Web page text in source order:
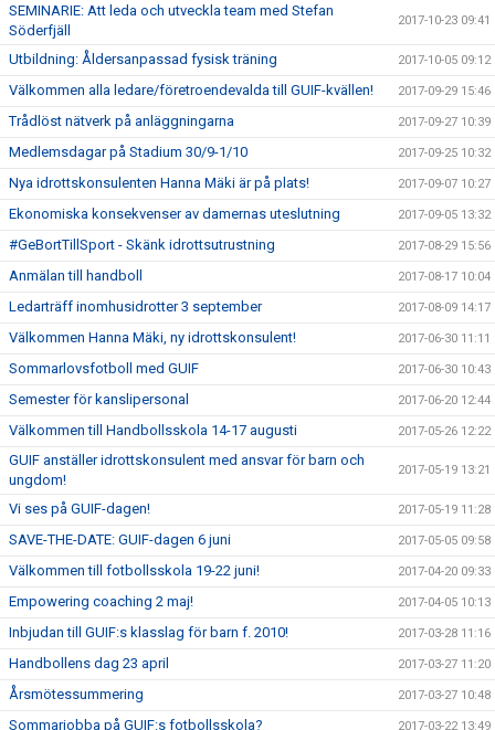
SEMINARIE: Att leda och utveckla team med Stefan
Söderfjäll
2017-10-23 09:41
Utbildning: Åldersanpassad fysisk träning 2017-10-05 09:12
Välkommen alla ledare/företroendevalda till GUIF-kvällen! 2017-09-29 15:46
Trådlöst nätverk på anläggningarna 2017-09-27 10:39
Medlemsdagar på Stadium 30/9-1/10 2017-09-25 10:32
Nya idrottskonsulenten Hanna Mäki är på plats! 2017-09-07 10:27
Ekonomiska konsekvenser av damernas uteslutning 2017-09-05 13:32
#GeBortTillSport - Skänk idrottsutrustning 2017-08-29 15:56
Anmälan till handboll 2017-08-17 10:04
Ledarträff inomhusidrotter 3 september 2017-08-09 14:17
Välkommen Hanna Mäki, ny idrottskonsulent! 2017-06-30 11:11
Sommarlovsfotboll med GUIF 2017-06-30 10:43
Semester för kanslipersonal 2017-06-20 12:44
Välkommen till Handbollsskola 14-17 augusti 2017-05-26 12:22
GUIF anställer idrottskonsulent med ansvar för barn och
ungdom!
2017-05-19 13:21
Vi ses på GUIF-dagen! 2017-05-19 11:28
SAVE-THE-DATE: GUIF-dagen 6 juni 2017-05-05 09:58
Välkommen till fotbollsskola 19-22 juni! 2017-04-20 09:33
Empowering coaching 2 maj! 2017-04-05 10:13
Inbjudan till GUIF:s klasslag för barn f. 2010! 2017-03-28 11:16
Handbollens dag 23 april 2017-03-27 11:20
Årsmötessummering 2017-03-27 10:48
Sommarjobba på GUIF:s fotbollsskola? 2017-03-22 13:49